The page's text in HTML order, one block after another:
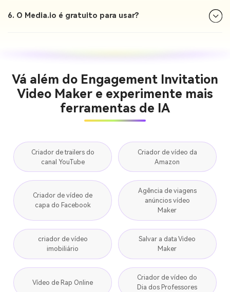
6. O Media.io é gratuito para usar?
Vá além do Engagement Invitation
Video Maker e experimente mais
ferramentas de IA
Criador de trailers do
canal YouTube
Criador de vídeo da
Amazon
Criador de vídeo de
capa do Facebook
Agência de viagens
anúncios vídeo
Maker
criador de vídeo
imobiliário
Salvar a data Video
Maker
Vídeo de Rap Online
Criador de vídeo do
Dia dos Professores